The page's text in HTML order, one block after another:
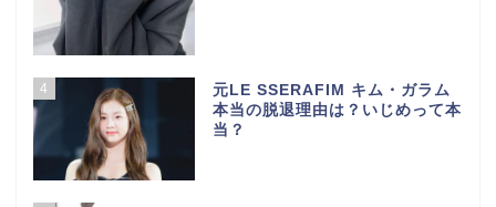
4
元LE SSERAFIM キム・ガラム
本当の脱退理由は？いじめって本
当？